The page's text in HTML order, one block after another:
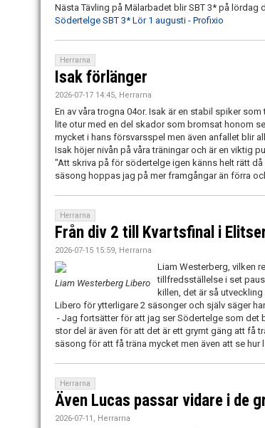
Nästa Tävling på Mälarbadet blir SBT 3* på lördag
Södertelge SBT 3* Lör 1 augusti - Profixio
Herrarna
Isak förlänger
2026-07-17 14:45, Herrarna
En av våra trogna 04or. Isak är en stabil spiker
lite otur med en del skador som bromsat honom
mycket i hans försvarsspel men även anfallet blir
Isak höjer nivån på våra träningar och är en viktig
"Att skriva på för södertelge igen känns helt rätt
säsong hoppas jag på mer framgångar än förra
Herrarna
Från div 2 till Kvartsfinal i
2026-07-15 15:59, Herrarna
Liam Westerberg Libero
Liam Westerberg, vilken
tillfredsställelse i set
killen, det är så
Libero för ytterligare 2 säsonger och själv säger
- Jag fortsätter för att jag ser Södertelge som det
stor del är även för att det är ett grymt gäng att få
säsong för att få träna mycket men även att se hur
Herrarna
Även Lucas passar vidare i de
2026-07-11, Herrarna